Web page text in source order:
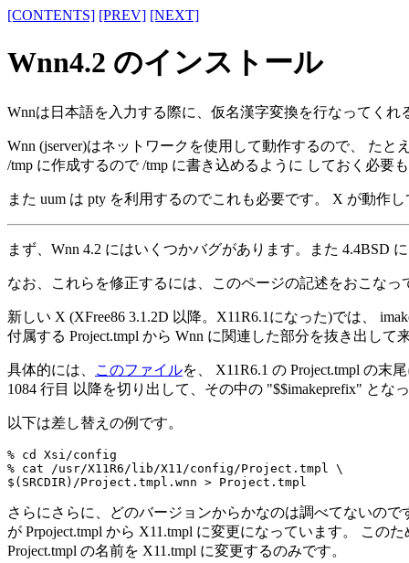
[CONTENTS] [PREV] [NEXT]
Wnn4.2 のインストール
Wnnは日本語を入力する際に、仮名漢字変換を行なってく
Wnn (jserver)はネットワークを使用して動作するので、 た
/tmp に作成するので /tmp に書き込めるように しておく必要
また uum は pty を利用するのでこれも必要です。 X が動作
まず、Wnn 4.2 にはいくつかバグがあります。また 4.4BSD
なお、これらを修正するには、このページの記述をおこな
新しい X (XFree86 3.1.2D 以降。X11R6.1になった)では、
付属する Project.tmpl から Wnn に関連した部分を抜き出して
具体的には、 このファイルを、 X11R6.1 の Project.tmpl の末
1084 行目 以降を切り出して、その中の "$$imakeprefix" と
以下は差し替えの例です。
% cd Xsi/config
% cat /usr/X11R6/lib/X11/config/Project.tmpl \
さらにさらに、どのバージョンからかなのは調べてないの
が Prpoject.tmpl から X11.tmpl に変更になっています。 こ
Project.tmpl の名前を X11.tmpl に変更するのみです。